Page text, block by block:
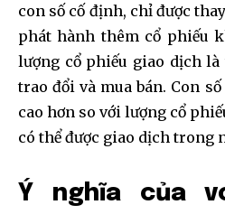
con số cố định, chỉ được
phát hành thêm cổ phiếu
lượng cổ phiếu giao dịch là
trao đổi và mua bán. Con
cao hơn so với lượng cổ
có thể được giao dịch trong
Ý nghĩa của